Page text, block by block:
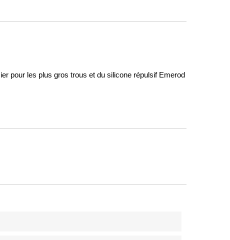
pour les plus gros trous et du silicone répulsif Emerod